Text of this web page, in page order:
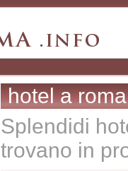
hotel a
Splendidi
trovano in